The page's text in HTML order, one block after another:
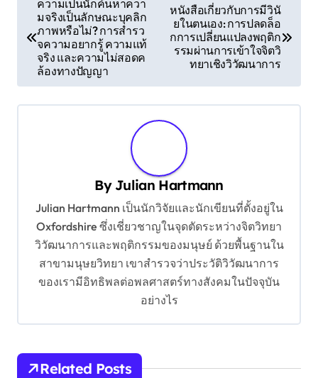
n
ความเป็นนักค้นหาควา
มจริงเป็นลักษณะบุคลิก
ภาพหรือไม่? การสำรว
จความอยากรู้ ความแท้
จริง และความไม่สอดค
ล้องทางปัญญา
หนังสือเกี่ยวกับการมีวินั
ยในตนเอง: การปลดล็อ
กการเปลี่ยนแปลงพฤติก
รรมผ่านการเข้าใจจิตวิ
ทยาเชิงวิวัฒนาการ
By Julian Hartmann
Julian Hartmann เป็นนักวิจัยและนักเขียนที่ตั้งอยู่ใน
Oxfordshire ซึ่งเชี่ยวชาญในจุดตัดระหว่างจิตวิทยา
วิวัฒนาการและพฤติกรรมของมนุษย์ ด้วยพื้นฐานใน
สาขามนุษยวิทยา เขาสำรวจว่าประวัติวิวัฒนาการ
ของเรามีอิทธิพลต่อพลศาสตร์ทางสังคมในปัจจุบัน
อย่างไร
Related Posts